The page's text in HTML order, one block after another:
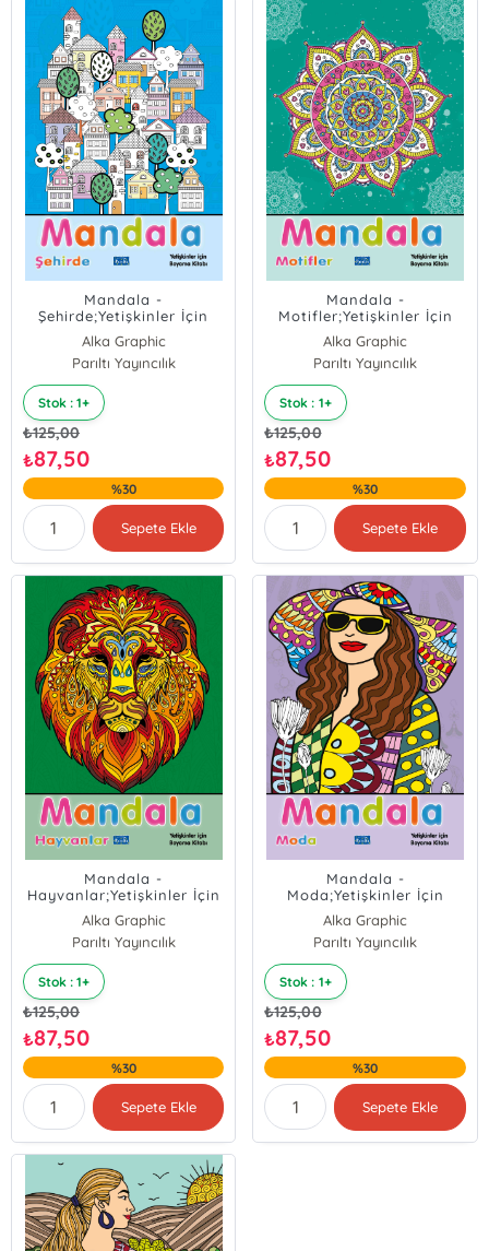
Mandala -
Şehirde;Yetişkinler İçin
Boyama Kitabı
Alka Graphic
Parıltı Yayıncılık
Stok : 1+
₺125,00
₺87,50
%30
Sepete Ekle
Mandala -
Motifler;Yetişkinler İçin
Boyama Kitabı
Alka Graphic
Parıltı Yayıncılık
Stok : 1+
₺125,00
₺87,50
%30
Sepete Ekle
Mandala -
Hayvanlar;Yetişkinler İçin
Boyama Kitabı
Alka Graphic
Parıltı Yayıncılık
Stok : 1+
₺125,00
₺87,50
%30
Sepete Ekle
Mandala -
Moda;Yetişkinler İçin
Boyama Kitabı
Alka Graphic
Parıltı Yayıncılık
Stok : 1+
₺125,00
₺87,50
%30
Sepete Ekle